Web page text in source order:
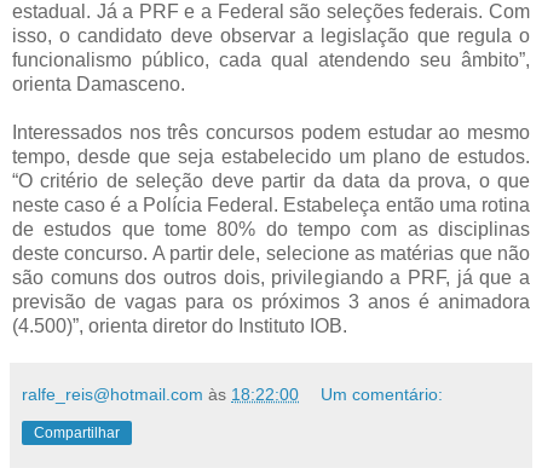
estadual. Já a PRF e a Federal são seleções federais. Com
isso, o candidato deve observar a legislação que regula o
funcionalismo público, cada qual atendendo seu âmbito”,
orienta Damasceno.
Interessados nos três concursos podem estudar ao mesmo
tempo, desde que seja estabelecido um plano de estudos.
“O critério de seleção deve partir da data da prova, o que
neste caso é a Polícia Federal. Estabeleça então uma rotina
de estudos que tome 80% do tempo com as disciplinas
deste concurso. A partir dele, selecione as matérias que não
são comuns dos outros dois, privilegiando a PRF, já que a
previsão de vagas para os próximos 3 anos é animadora
(4.500)”, orienta diretor do Instituto IOB.
ralfe_reis@hotmail.com às 18:22:00 Um comentário:
Compartilhar